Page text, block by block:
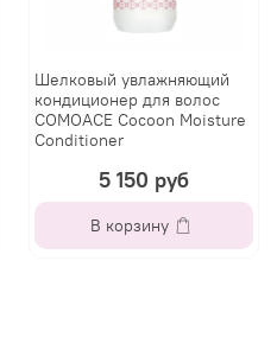
Шелковый увлажняющий
кондиционер для волос
COMOACE Cocoon Moisture
Conditioner
5 150 руб
В корзину